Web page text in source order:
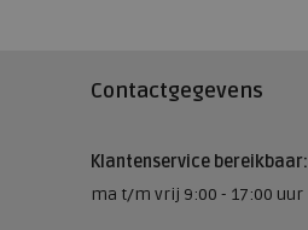
Contactgegevens
Klantenservice bereikbaar:
ma t/m vrij 9:00 - 17:00 uur